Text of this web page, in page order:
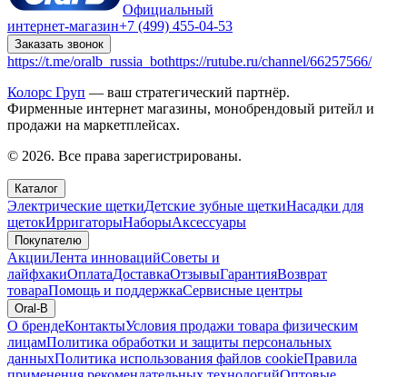
Официальный
интернет-магазин+7 (499) 455-04-53
Заказать звонок
https://t.me/oralb_russia_bothttps://rutube.ru/channel/66257566/
Колорс Груп — ваш стратегический партнёр.
Фирменные интернет магазины, монобрендовый ритейл и
продажи на маркетплейсах.
© 2026. Все права зарегистрированы.
Каталог
Электрические щеткиДетские зубные щеткиНасадки для
щетокИрригаторыНаборыАксессуары
Покупателю
АкцииЛента инновацийСоветы и
лайфхакиОплатаДоставкаОтзывыГарантияВозврат
товараПомощь и поддержкаСервисные центры
Oral-B
О брендеКонтактыУсловия продажи товара физическим
лицамПолитика обработки и защиты персональных
данныхПолитика использования файлов cookieПравила